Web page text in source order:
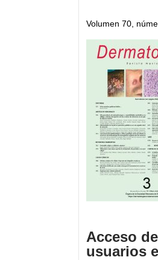
Volumen 70,
Acceso de
usuarios